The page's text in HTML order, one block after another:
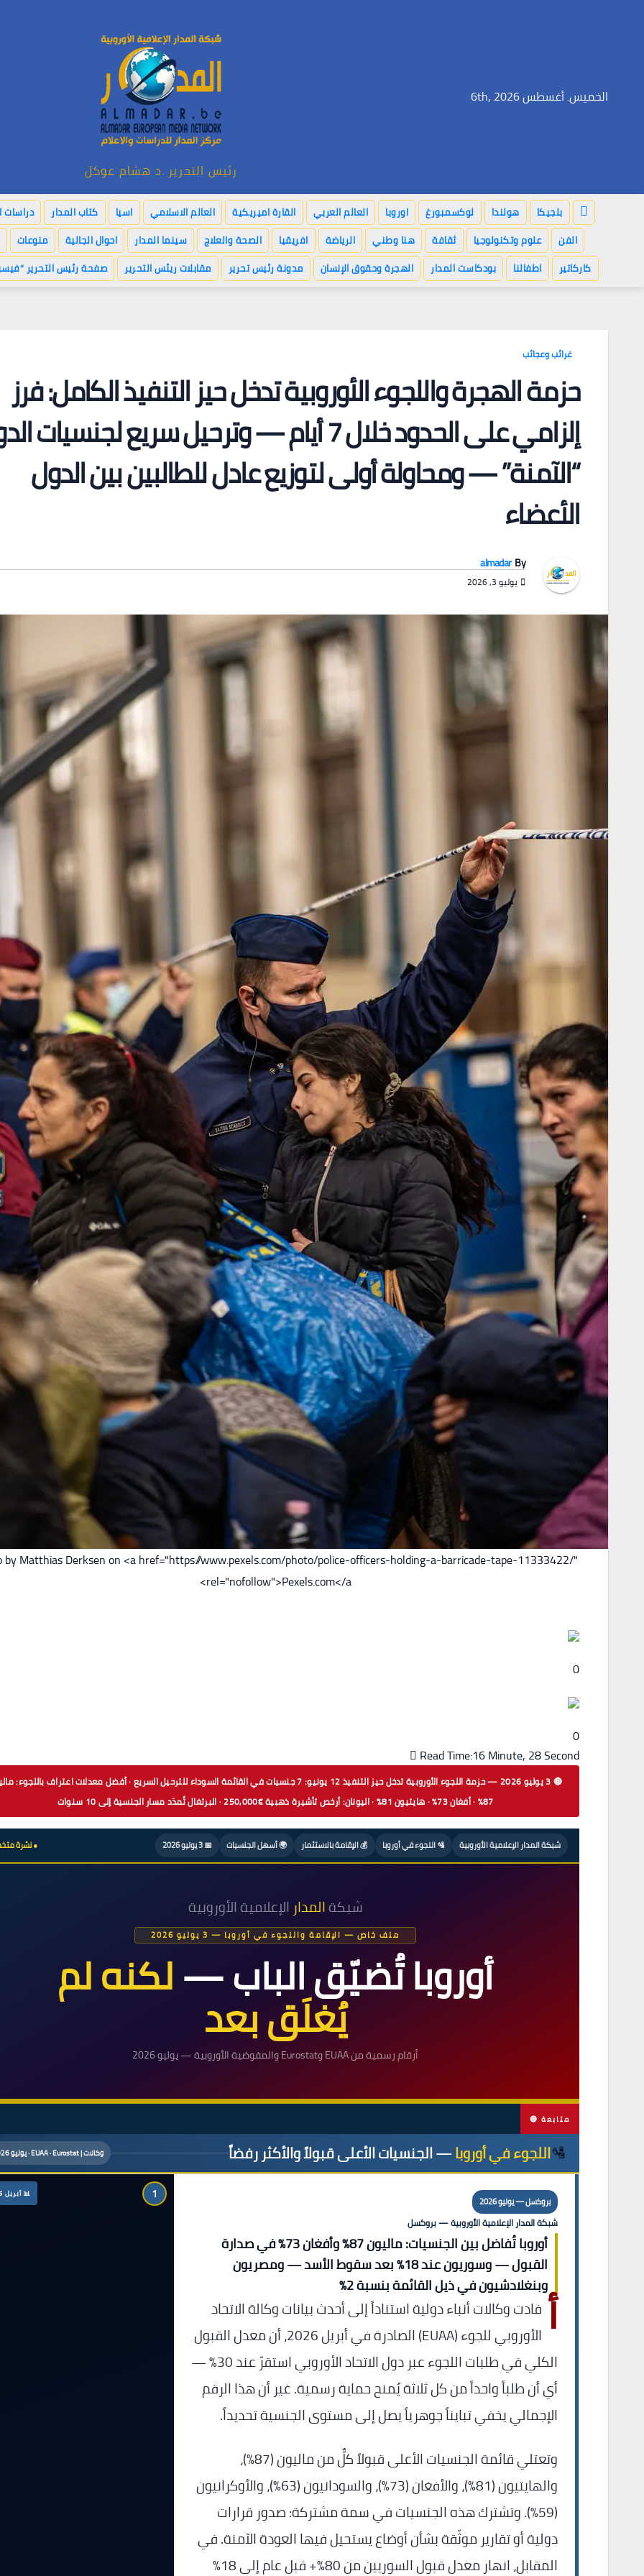
الخميس. أغسطس 6th, 2026
رئيس التحرير .د هشام عوكل
بلجيكا هولندا لوكسمبورغ اوروبا العالم العربي القارة اميريكية العالم الاسلامي اسيا كتاب المدار دراسات
الفن
علوم وتكنولوجيا ثقافة هنا وطني الرياضة افريقيا الصحة والعلاج سينما المدار احوال الجالية منوعات
كاركاتير
اطفالنا بودكاست المدار الهجرة وحقوق الإنسان مدونة رئيس تحرير مقابلات ريئس التحرير صفحة رئيس التحرير
غرائب وعجائب
حزمة الهجرة واللجوء الأوروبية تدخل حيز التنفيذ الكامل: فرز
إلزامي على الحدود خلال 7 أيام — وترحيل سريع لجنسيات
“الآمنة” — ومحاولة أولى لتوزيع عادل للطالبين بين الدول
الأعضاء
By
almadar
يوليو 3, 2026
by Matthias Derksen on <a href="https://www.pexels.com/photo/police-officers-holding-a-barricade-tape-11333422/"
rel="nofollow">Pexels.com</a>
0
0
Read Time:16 Minute, 28 Second
🔴 3 يوليو 2026 — حزمة اللجوء الأوروبية تدخل حيز التنفيذ 12 يونيو: 7 جنسيات في القائمة السوداء للترحيل السريع · أفضل معدلات اعتراف باللجوء:
87% · أفغان 73% · هايتيون 81% · اليونان: أرخص تأشيرة ذهبية €250,000 · البرتغال تُمدّد مسار الجنسية إلى 10 سنوات
شبكة المدار الإعلامية الأوروبية 🛂 اللجوء في أوروبا 💰 الإقامة بالاستثمار 🌍 أسهل الجنسيات 📅 3 يوليو 2026 ● نشرة
شبكةالمدار الإعلامية الأوروبية
ملف خاص — الإقامة واللجوء في أوروبا — 3 يوليو 2026
أوروبا تُضيّق الباب —لكنه لم
يُغلَق بعد
أرقام رسمية من EUAA وEurostat والمفوضية الأوروبية — يوليو 2026
🔴 متابعة
🛂اللجوء في أوروبا— الجنسيات الأعلى قبولاً والأكثر رفضاً وكالات | EUAA · Eurostat · يوليو 2026
1 📊 أبريل 2026
بروكسل — يوليو 2026
شبكة المدار الإعلامية الأوروبية — بروكسل
أوروبا تُفاضل بين الجنسيات: ماليون 87% وأفغان 73% في صدارة
القبول — وسوريون عند 18% بعد سقوط الأسد — ومصريون
وبنغلادشيون في ذيل القائمة بنسبة 2%أ فادت وكالات أنباء دولية استناداً إلى أحدث بيانات وكالة الاتحاد
الأوروبي للجوء (EUAA) الصادرة في أبريل 2026، أن معدل القبول
الكلي في طلبات اللجوء عبر دول الاتحاد الأوروبي استقرّ عند 30% —
أي أن طلباً واحداً من كل ثلاثة يُمنح حماية رسمية. غير أن هذا الرقم
الإجمالي يخفي تبايناً جوهرياً يصل إلى مستوى الجنسية تحديداً.
وتعتلي قائمة الجنسيات الأعلى قبولاً كلٌّ من ماليون (87%)،
والهايتيون (81%)، والأفغان (73%)، والسودانيون (63%)، والأوكرانيون
(59%). وتشترك هذه الجنسيات في سمة مشتركة: صدور قرارات
دولية أو تقارير موثّقة بشأن أوضاع يستحيل فيها العودة الآمنة. في
المقابل، انهار معدل قبول السوريين من 80%+ قبل عام إلى 18%